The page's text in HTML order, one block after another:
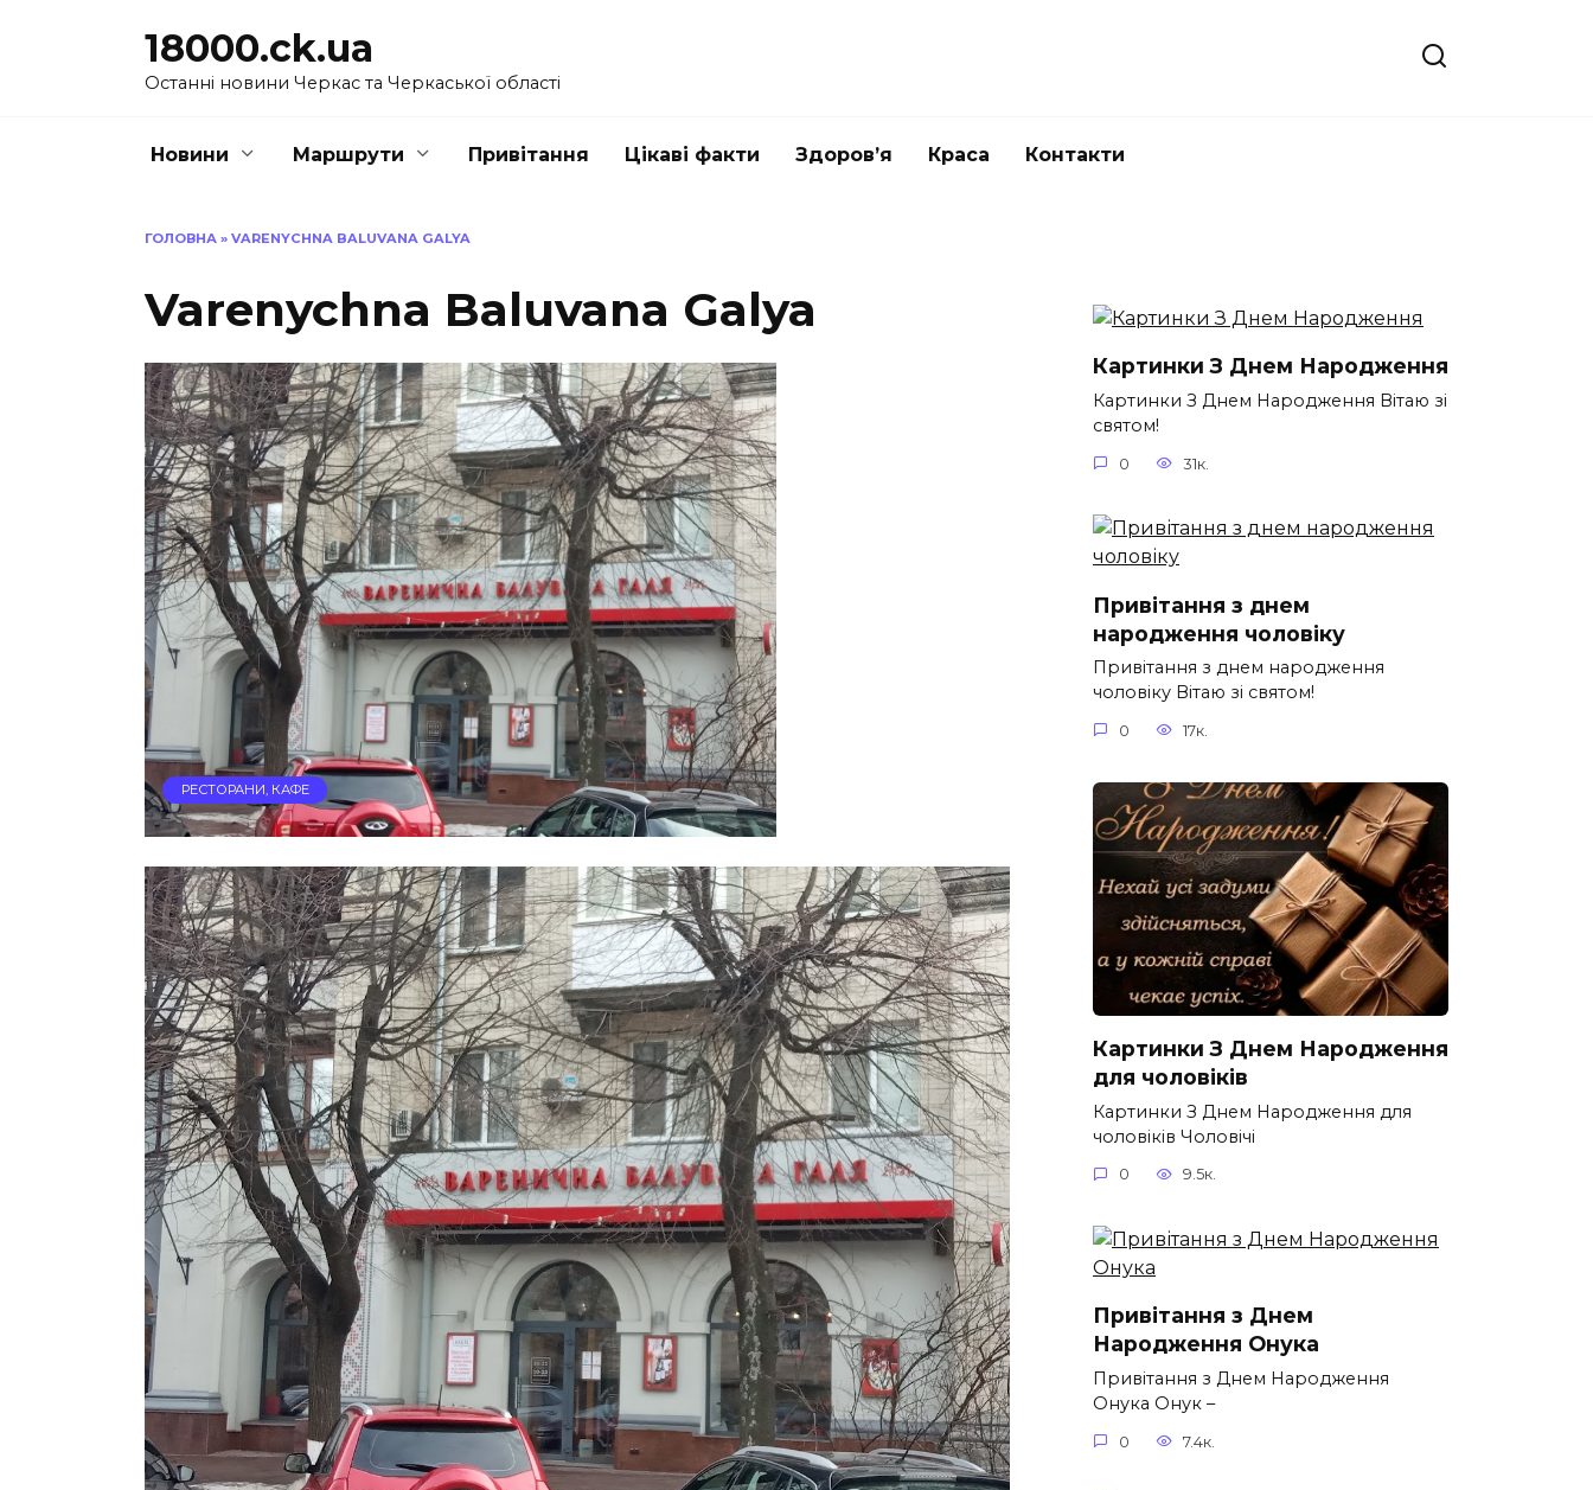
18000.ck.ua
Останні новини Черкас та Черкаської області
Новини Маршрути Привітання Цікаві факти Здоров’я Краса Контакти
ГОЛОВНА » VARENYCHNA BALUVANA GALYA
Varenychna Baluvana Galya
РЕСТОРАНИ, КАФЕ
Картинки З Днем Народження
Картинки З Днем Народження Вітаю зі
святом!
0 31к.
Привітання з днем
народження чоловіку
Привітання з днем народження
чоловіку Вітаю зі святом!
0 17к.
Картинки З Днем Народження
для чоловіків​
Картинки З Днем Народження для
чоловіків​ Чоловічі
0 9.5к.
Привітання з Днем
Народження Онука
Привітання з Днем Народження
Онука Онук –
0 7.4к.